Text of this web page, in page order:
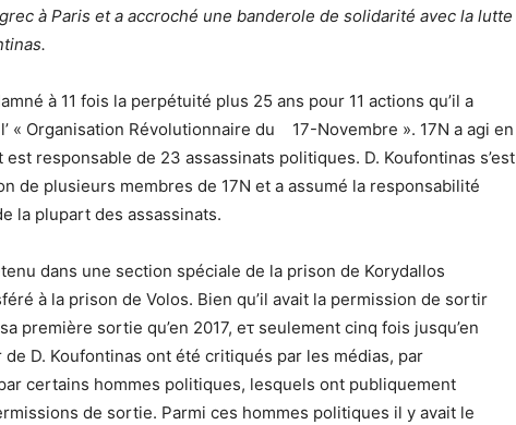
à Paris et a accroché une banderole de solidarité avec la lutte
à 11 fois la perpétuité plus 25 ans pour 11 actions qu’il a
« Organisation Révolutionnaire du 17-Novembre ». 17N a agi en
est responsable de 23 assassinats politiques. D. Koufontinas s’est
de plusieurs membres de 17N et a assumé la responsabilité
la plupart des assassinats.
dans une section spéciale de la prison de Korydallos
à la prison de Volos. Bien qu’il avait la permission de sortir
première sortie qu’en 2017, eτ seulement cinq fois jusqu’en
D. Koufontinas ont été critiqués par les médias, par
certains hommes politiques, lesquels ont publiquement
de sortie. Parmi ces hommes politiques il y avait le